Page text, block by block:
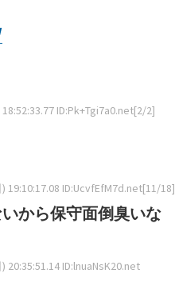
ID:Pk+Tgi7a0.net[2/2]
19:10:17.08 ID:UcvfEfM7d.net[11/18]
から保守面倒臭いな
20:35:51.14 ID:lnuaNsK20.net